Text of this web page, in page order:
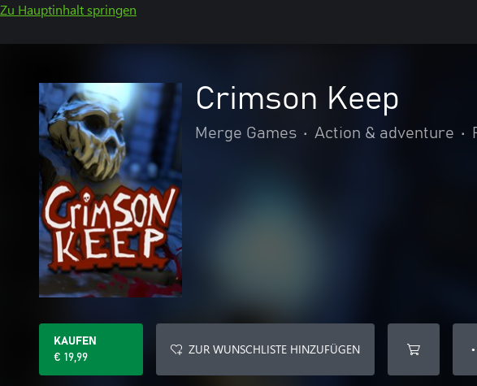
Zu Hauptinhalt springen
Crimson Keep
Merge Games • Action & adventure •
KAUFEN
€ 19,99
ZUR WUNSCHLISTE HINZUFÜGEN ●